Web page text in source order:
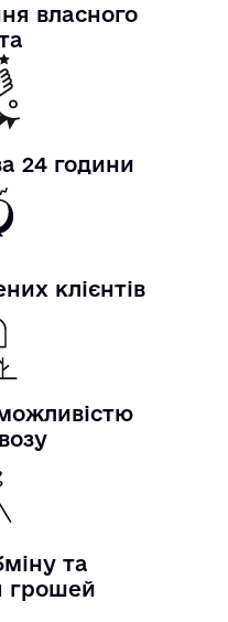
власного
24 години
клієнтів
та
грошей